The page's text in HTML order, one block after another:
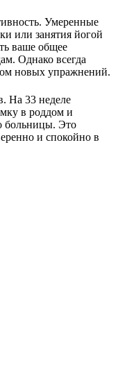
Умеренные
или занятия йогой
ваше общее
Однако всегда
новых упражнений.
На 33 неделе
в роддом и
больницы. Это
и спокойно в